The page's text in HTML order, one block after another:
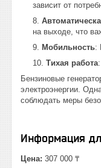
зависит от
на выходе, что
Мобильность:
Тихая работа
Бензиновые
электроэнергии.
соблюдать меры
Информация
Цена: 307 000 ₸